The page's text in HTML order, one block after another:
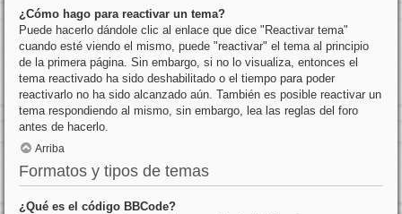
¿Cómo hago para reactivar un tema?
Puede hacerlo dándole clic al enlace que dice "Reactivar tema"
cuando esté viendo el mismo, puede "reactivar" el tema al principio
de la primera página. Sin embargo, si no lo visualiza, entonces el
tema reactivado ha sido deshabilitado o el tiempo para poder
reactivarlo no ha sido alcanzado aún. También es posible reactivar un
tema respondiendo al mismo, sin embargo, lea las reglas del foro
antes de hacerlo.
Arriba
Formatos y tipos de temas
¿Qué es el código BBCode?